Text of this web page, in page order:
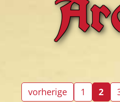
vorherige 1 2